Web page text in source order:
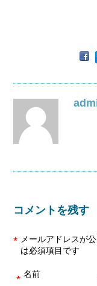
コメントを残す
メールアドレスが
*
は必須項目です
名前
*